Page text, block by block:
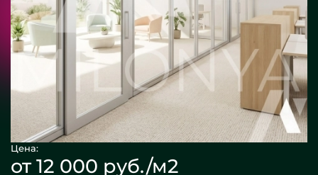
Цена:
от 12 000 руб./м2